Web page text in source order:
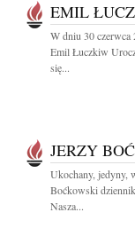
EMIL
W dniu 30 czerwca
Emil Łuczkiw
się...
JERZY
Ukochany, jedyny,
Boćkowski
Nasza...